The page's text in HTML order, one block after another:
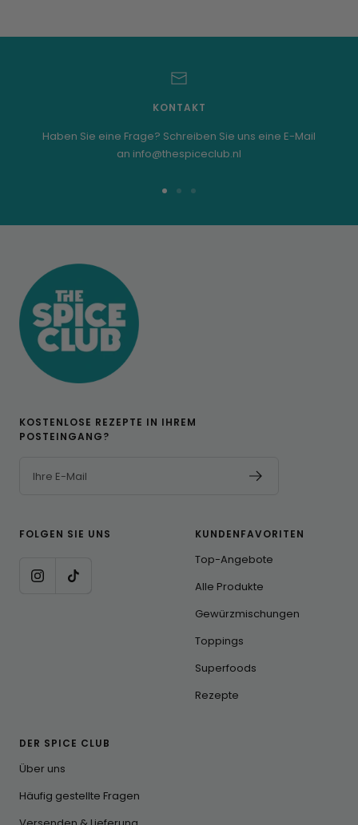
KONTAKT
Haben Sie eine Frage? Schreiben Sie uns eine E-Mail
an info@thespiceclub.nl
Zur Zur Zur
KOSTENLOSE REZEPTE IN IHREM
POSTEINGANG?
Ihre E-Mail
FOLGEN SIE UNS KUNDENFAVORITEN
Top-Angebote
Alle Produkte
Gewürzmischungen
Toppings
Superfoods
Rezepte
DER SPICE CLUB
Über uns
Häufig gestellte Fragen